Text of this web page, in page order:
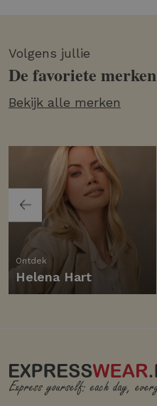
Volgens jullie
De favoriete merken
Bekijk alle merken
Ontdek
Helena Hart